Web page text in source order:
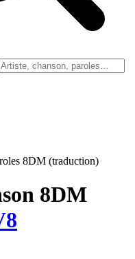
8DM (traduction)
8DM